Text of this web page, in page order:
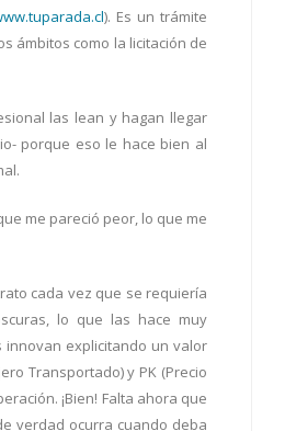
). Es un trámite
ámbitos como la licitación de
las lean y hagan llegar
porque eso le hace bien al
me pareció peor, lo que me
cada vez que se requiería
lo que las hace muy
innovan explicitando un valor
Transportado) y PK (Precio
¡Bien! Falta ahora que
verdad ocurra cuando deba